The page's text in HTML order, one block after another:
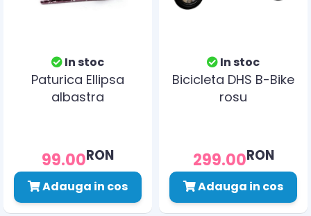
In stoc
Paturica Ellipsa
albastra
99.00RON
Adauga in cos
In stoc
Bicicleta DHS B-Bike
rosu
299.00RON
Adauga in cos